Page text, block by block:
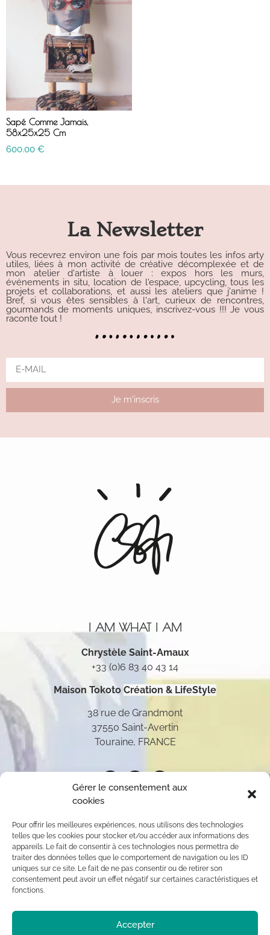
Gérer le consentement aux
cookies
Pour offrir les meilleures expériences, nous utilisons des technologies
telles que les cookies pour stocker et/ou accéder aux informations des
appareils. Le fait de consentir à ces technologies nous permettra de
traiter des données telles que le comportement de navigation ou les ID
uniques sur ce site. Le fait de ne pas consentir ou de retirer son
consentement peut avoir un effet négatif sur certaines caractéristiques et
fonctions.
Accepter
Sapé Comme Jamais,
58x25x25 Cm
600.00 €
La Newsletter
Vous recevrez environ une fois par mois toutes les infos arty
utiles, liées à mon activité de créative décomplexée et de
mon atelier d'artiste à louer : expos hors les murs,
événements in situ, location de l'espace, upcycling, tous les
projets et collaborations, et aussi les ateliers que j'anime !
Bref, si vous êtes sensibles à l'art, curieux de rencontres,
gourmands de moments uniques, inscrivez-vous !!! Je vous
raconte tout !
Je m'inscris
I AM WHAT I AM
Chrystèle Saint-Amaux
+33 (0)6 83 40 43 14
Maison Tokoto Création & LifeStyle
38 rue de Grandmont
37550 Saint-Avertin
Touraine, FRANCE
Toutes les oeuvres présentées sur ce site appartiennent
exclusivement à l’auteur (sauf mention contraire) aux